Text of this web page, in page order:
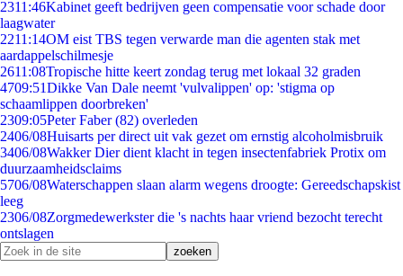
2311:46Kabinet geeft bedrijven geen compensatie voor schade door
laagwater
2211:14OM eist TBS tegen verwarde man die agenten stak met
aardappelschilmesje
2611:08Tropische hitte keert zondag terug met lokaal 32 graden
4709:51Dikke Van Dale neemt 'vulvalippen' op: 'stigma op
schaamlippen doorbreken'
2309:05Peter Faber (82) overleden
2406/08Huisarts per direct uit vak gezet om ernstig alcoholmisbruik
3406/08Wakker Dier dient klacht in tegen insectenfabriek Protix om
duurzaamheidsclaims
5706/08Waterschappen slaan alarm wegens droogte: Gereedschapskist
leeg
2306/08Zorgmedewerkster die 's nachts haar vriend bezocht terecht
ontslagen